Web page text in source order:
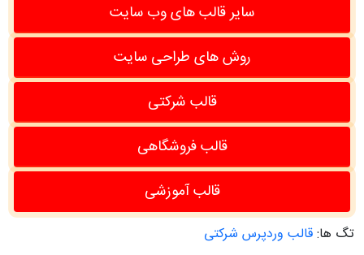
سایر قالب های وب سایت
روش های طراحی سایت
قالب شرکتی
قالب فروشگاهی
قالب آموزشی
تگ ها:قالب وردپرس شرکتی